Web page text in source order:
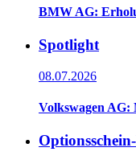
BMW AG:
Spotlight
08.07.2026
Volkswagen AG: